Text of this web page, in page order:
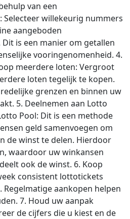
van een
willekeurig nummers
aangeboden
is een manier om getallen
vooringenomenheid. 4.
meerdere loten: Vergroot
loten tegelijk te kopen.
grenzen en binnen uw
5. Deelnemen aan Lotto
Pool: Dit is een methode
geld samenvoegen om
de winst te delen. Hierdoor
waardoor uw winkansen
ook de winst. 6. Koop
consistent lottotickets
aankopen helpen
7. Houd uw aanpak
de cijfers die u kiest en de